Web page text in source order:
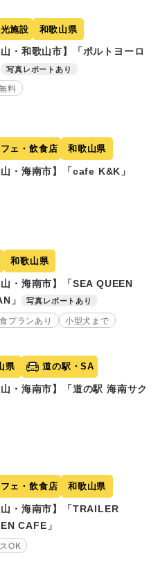
施設 和歌山県
山・和歌山市】「ポルトヨーロ
写真レポートあり
料
ェ・飲食店 和歌山県
山・海南市】「cafe K&K」
和歌山県
山・海南市】「SEA QUEEN
」
写真レポートあり
プランあり 小型犬まで
県 道の駅・SA
山・海南市】「道の駅 海南サク
ェ・飲食店 和歌山県
山・海南市】「TRAILER
CAFE」
OK